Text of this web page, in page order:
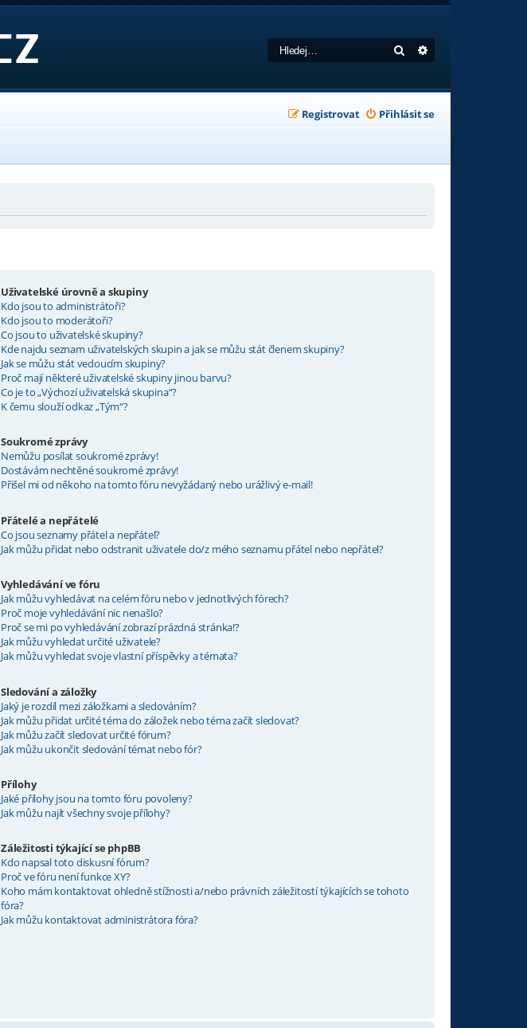
Hledat
Přihlásit se
Registrovat
Uživatelské úrovně a skupiny
Kdo jsou to administrátoři?
Kdo jsou to moderátoři?
Co jsou to uživatelské skupiny?
Kde najdu seznam uživatelských skupin a jak se můžu stát členem skupiny?
Jak se můžu stát vedoucím skupiny?
Proč mají některé uživatelské skupiny jinou barvu?
Co je to „Výchozí uživatelská skupina“?
K čemu slouží odkaz „Tým“?
Soukromé zprávy
Nemůžu posílat soukromé zprávy!
Dostávám nechtěné soukromé zprávy!
Přišel mi od někoho na tomto fóru nevyžádaný nebo urážlivý e-mail!
Přátelé a nepřátelé
Co jsou seznamy přátel a nepřátel?
Jak můžu přidat nebo odstranit uživatele do/z mého seznamu přátel nebo nepřátel?
Vyhledávání ve fóru
Jak můžu vyhledávat na celém fóru nebo v jednotlivých fórech?
Proč moje vyhledávání nic nenašlo?
Proč se mi po vyhledávání zobrazí prázdná stránka!?
Jak můžu vyhledat určité uživatele?
Jak můžu vyhledat svoje vlastní příspěvky a témata?
Sledování a záložky
Jaký je rozdíl mezi záložkami a sledováním?
Jak můžu přidat určité téma do záložek nebo téma začít sledovat?
Jak můžu začít sledovat určité fórum?
Jak můžu ukončit sledování témat nebo fór?
Přílohy
Jaké přílohy jsou na tomto fóru povoleny?
Jak můžu najít všechny svoje přílohy?
Záležitosti týkající se phpBB
Kdo napsal toto diskusní fórum?
Proč ve fóru není funkce XY?
Koho mám kontaktovat ohledně stížnosti a/nebo právních záležitostí týkajících se tohoto
fóra?
Jak můžu kontaktovat administrátora fóra?